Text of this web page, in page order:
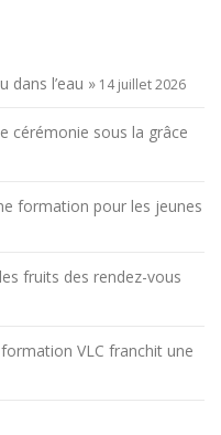
dans l’eau » 14 juillet 2026
cérémonie sous la grâce
formation pour les jeunes
fruits des rendez-vous
VLC franchit une